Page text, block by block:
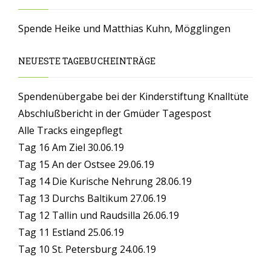
Spende Heike und Matthias Kuhn, Mögglingen
NEUESTE TAGEBUCHEINTRÄGE
Spendenübergabe bei der Kinderstiftung Knalltüte
Abschlußbericht in der Gmüder Tagespost
Alle Tracks eingepflegt
Tag 16 Am Ziel 30.06.19
Tag 15 An der Ostsee 29.06.19
Tag 14 Die Kurische Nehrung 28.06.19
Tag 13 Durchs Baltikum 27.06.19
Tag 12 Tallin und Raudsilla 26.06.19
Tag 11 Estland 25.06.19
Tag 10 St. Petersburg 24.06.19